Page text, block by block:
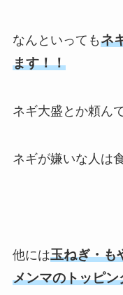
なんといってもネ
ます！！
ネギ大盛とか頼ん
ネギが嫌いな人は
他には玉ねぎ・も
メンマのトッピン